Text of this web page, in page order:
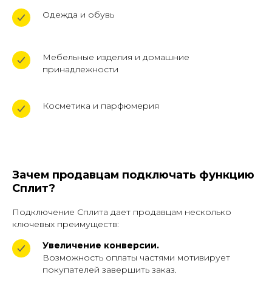
Одежда и обувь
Мебельные изделия и домашние
принадлежности
Косметика и парфюмерия
Зачем продавцам подключать функцию
Сплит?
Подключение Сплита дает продавцам несколько
ключевых преимуществ:
Увеличение конверсии.
Возможность оплаты частями мотивирует
покупателей завершить заказ.